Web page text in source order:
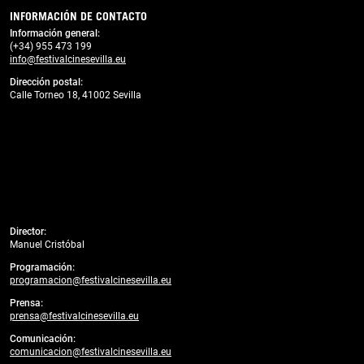
INFORMACIÓN DE CONTACTO
Información general:
(+34) 955 473 199
info@festivalcinesevilla.eu
Dirección postal:
Calle Torneo 18, 41002 Sevilla
Director:
Manuel Cristóbal
Programación:
programacion@festivalcinesevilla.eu
Prensa:
prensa@festivalcinesevilla.eu
Comunicación:
comunicacion@festivalcinesevilla.eu